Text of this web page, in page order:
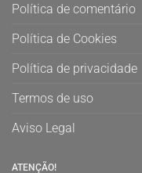
Política de comentário
Política de Cookies
Política de privacidade
Termos de uso
Aviso Legal
ATENÇÃO!